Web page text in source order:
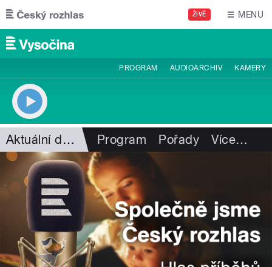
Přejít k hlavnímu obsahu
ŽIVĚ MENU
PROGRAM AUDIOARCHIV KAMERY
Aktuální dění Program Pořady Více…